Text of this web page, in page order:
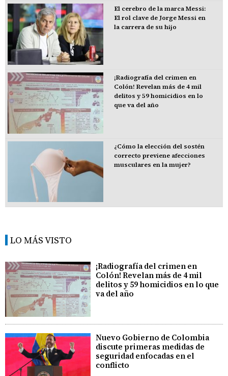
El cerebro de la marca Messi:
El rol clave de Jorge Messi en
la carrera de su hijo
¡Radiografía del crimen en
Colón! Revelan más de 4 mil
delitos y 59 homicidios en lo
que va del año
¿Cómo la elección del sostén
correcto previene afecciones
musculares en la mujer?
LO MÁS VISTO
¡Radiografía del crimen en
Colón! Revelan más de 4 mil
delitos y 59 homicidios en lo que
va del año
Nuevo Gobierno de Colombia
discute primeras medidas de
seguridad enfocadas en el
conflicto